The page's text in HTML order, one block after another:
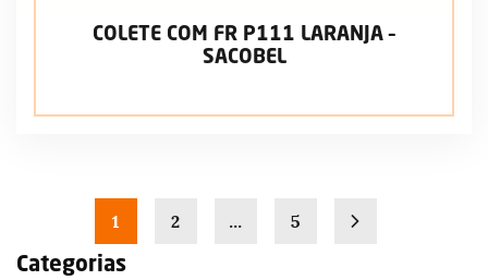
COLETE COM FR P111 LARANJA –
SACOBEL
1 2 … 5
Categorias